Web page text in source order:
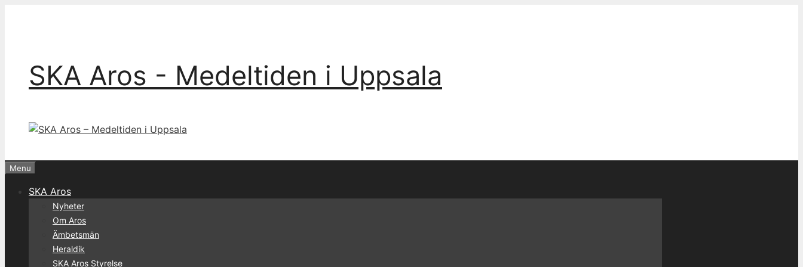
SKA Aros - Medeltiden i Uppsala
Menu
SKA Aros
Nyheter
Om Aros
Ämbetsmän
Heraldik
SKA Aros Styrelse